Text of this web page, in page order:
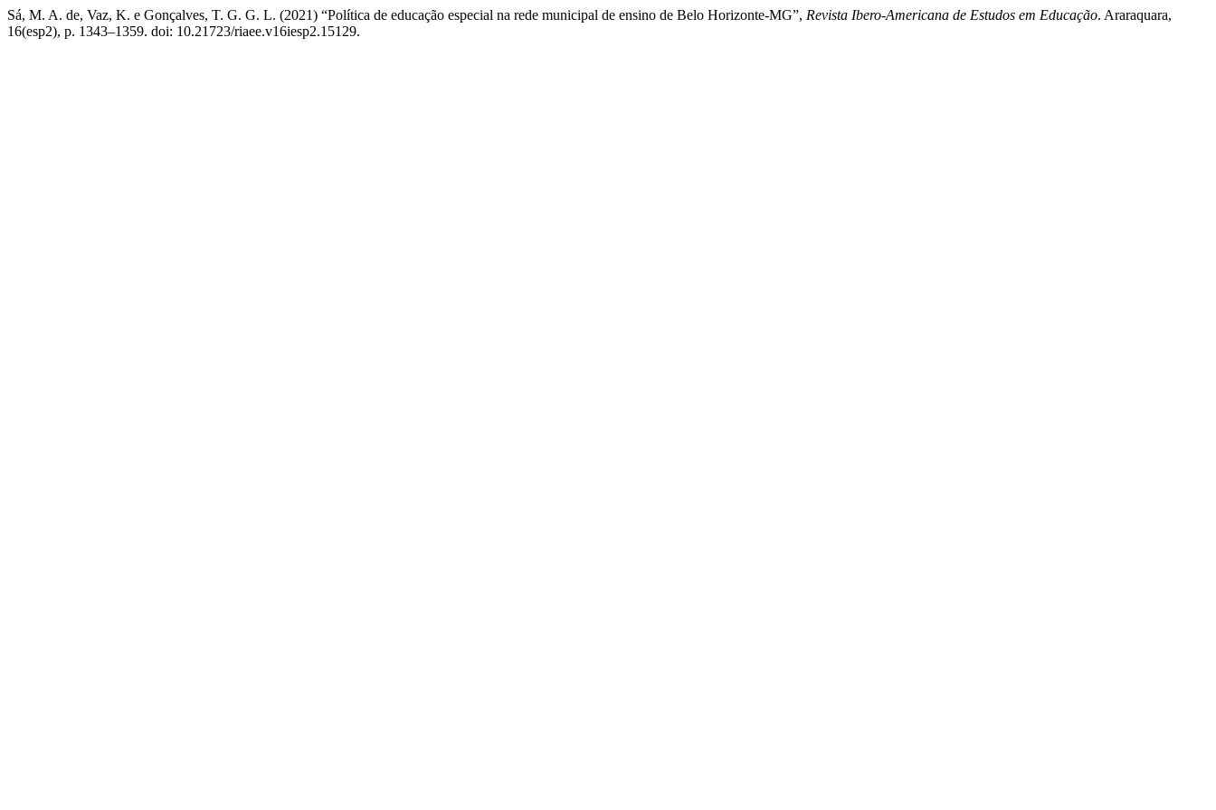
Sá, M. A. de, Vaz, K. e Gonçalves, T. G. G. L. (2021) “Política de educação especial na rede municipal de ensino de Belo Horizonte-MG”, Revista Ibero-Americana de Estudos em Educação. Araraquara,
16(esp2), p. 1343–1359. doi: 10.21723/riaee.v16iesp2.15129.